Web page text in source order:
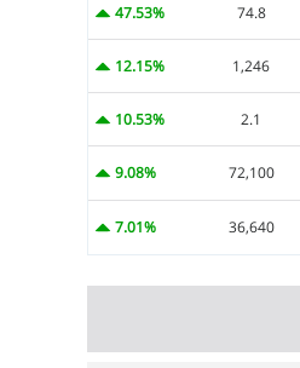
74.8
47.53%
1,246
12.15%
2.1
10.53%
72,100
9.08%
36,640
7.01%